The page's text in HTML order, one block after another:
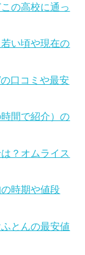
の高校に通っ
い頃や現在の
口コミや最安
間で紹介）の
？オムライス
時期や値段
とんの最安値